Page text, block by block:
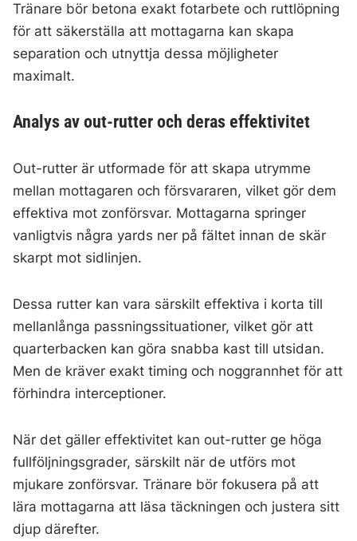
Tränare bör betona exakt fotarbete och ruttlöpning
för att säkerställa att mottagarna kan skapa
separation och utnyttja dessa möjligheter
maximalt.
Analys av out-rutter och deras effektivitet
Out-rutter är utformade för att skapa utrymme
mellan mottagaren och försvararen, vilket gör dem
effektiva mot zonförsvar. Mottagarna springer
vanligtvis några yards ner på fältet innan de skär
skarpt mot sidlinjen.
Dessa rutter kan vara särskilt effektiva i korta till
mellanlånga passningssituationer, vilket gör att
quarterbacken kan göra snabba kast till utsidan.
Men de kräver exakt timing och noggrannhet för att
förhindra interceptioner.
När det gäller effektivitet kan out-rutter ge höga
fullföljningsgrader, särskilt när de utförs mot
mjukare zonförsvar. Tränare bör fokusera på att
lära mottagarna att läsa täckningen och justera sitt
djup därefter.